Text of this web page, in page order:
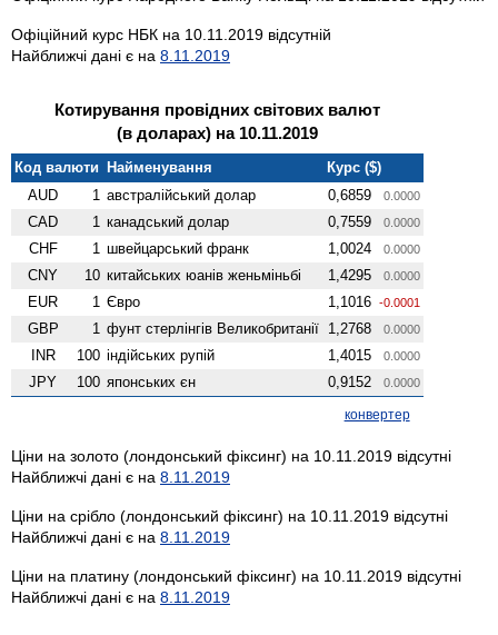
Офіційний курс НБК на 10.11.2019 відсутній
Найближчі дані є на 8.11.2019
Котирування провідних світових валют
(в доларах) на 10.11.2019
Код валюти Найменування
Курс ($)
AUD
1 австралійський долар 0,6859 0.0000
CAD 1 канадський долар 0,7559 0.0000
CHF 1 швейцарський франк 1,0024 0.0000
CNY 10 китайських юанів женьмiньбi 1,4295 0.0000
EUR 1 Євро 1,1016 -0.0001
GBP 1 фунт стерлінгів Велико­британії 1,2768 0.0000
INR 100 індійських рупій 1,4015 0.0000
JPY 100 японських єн 0,9152 0.0000
конвертер
Ціни на золото (лондонський фіксинг) на 10.11.2019 відсутні
Найближчі дані є на 8.11.2019
Ціни на срібло (лондонський фіксинг) на 10.11.2019 відсутні
Найближчі дані є на 8.11.2019
Ціни на платину (лондонський фіксинг) на 10.11.2019 відсутні
Найближчі дані є на 8.11.2019